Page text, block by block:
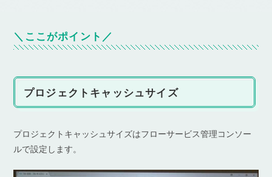
＼ここがポイント／
プロジェクトキャッシュサイズ
プロジェクトキャッシュサイズはフローサービス管理コンソー
ルで設定します。